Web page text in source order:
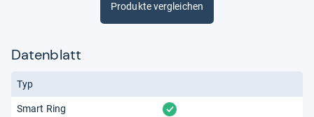
Produkte vergleichen
Datenblatt
Typ
Smart Ring vorhanden